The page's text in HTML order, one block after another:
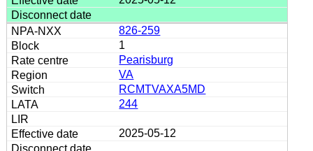
826-259
1
Pearisburg
VA
RCMTVAXA5MD
244
2025-05-12